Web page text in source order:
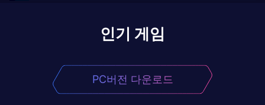
인기 게임
PC버전 다운로드